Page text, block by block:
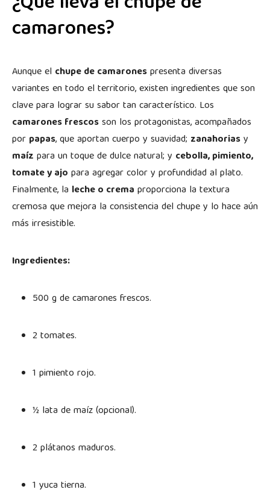
camarones?
Aunque el chupe de camaronespresenta diversas
variantes en todo el territorio, existen ingredientes que son
clave para lograr su sabor tan característico. Los
camarones frescosson los protagonistas, acompañados
por papas, que aportan cuerpo y suavidad; zanahoriasy
maíz para un toque de dulce natural; y cebolla, pimiento,
tomate y ajo para agregar color y profundidad al plato.
Finalmente, la leche o crema proporciona la textura
cremosa que mejora la consistencia del chupe y lo hace aún
más irresistible.
Ingredientes:
500 g de camarones frescos.
2 tomates.
1 pimiento rojo.
½ lata de maíz (opcional).
2 plátanos maduros.
1 yuca tierna.